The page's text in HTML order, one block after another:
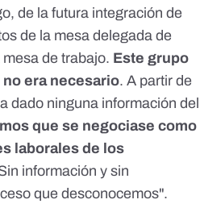
de la futura integración de
de la mesa delegada de
de trabajo. Este grupo
era necesario. A partir de
dado ninguna información del
que se negociase como
laborales de los
información y sin
que desconocemos".